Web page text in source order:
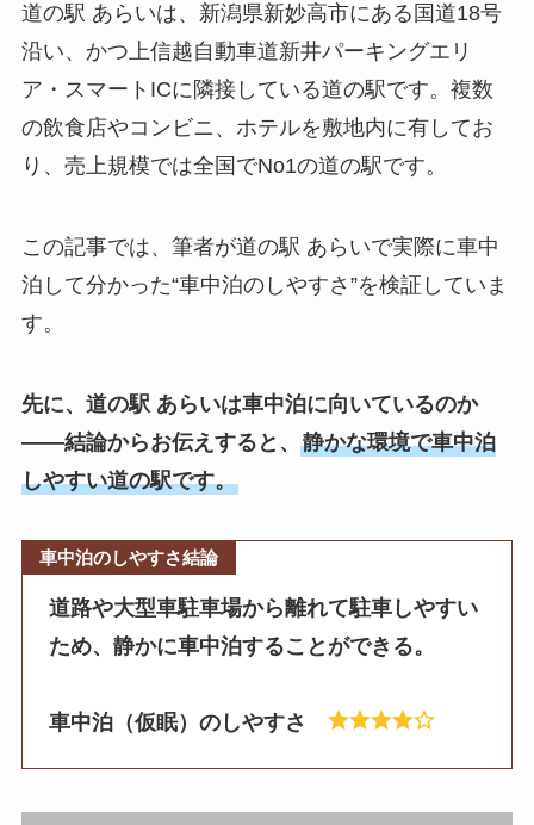
道の駅 あらいは、新潟県新妙高市にある国道18号
沿い、かつ上信越自動車道新井パーキングエリ
ア・スマートICに隣接している道の駅です。複数
の飲食店やコンビニ、ホテルを敷地内に有してお
り、売上規模では全国でNo1の道の駅です。
この記事では、筆者が道の駅 あらいで実際に車中
泊して分かった“車中泊のしやすさ”を検証していま
す。
先に、道の駅 あらいは車中泊に向いているのか
——結論からお伝えすると、 静かな環境で車中泊
しやすい道の駅です。
車中泊のしやすさ結論
道路や大型車駐車場から離れて駐車しやすい
ため、静かに車中泊することができる。
車中泊（仮眠）のしやすさ